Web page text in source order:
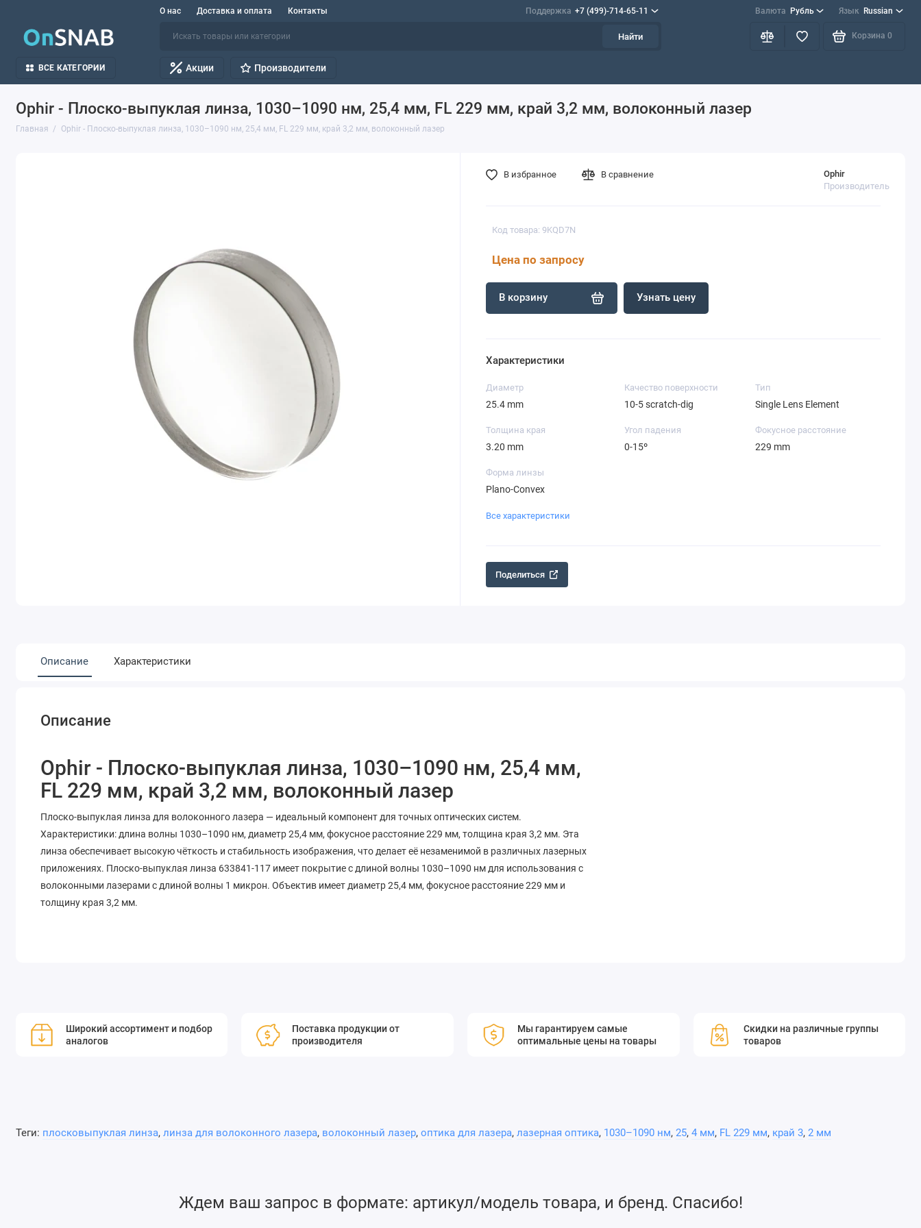
О нас Доставка и оплата Контакты Поддержка +7 (499)-714-65-11 Валюта Рубль Язык Russian
Найти Корзина 0
ВСЕ КАТЕГОРИИ Акции Производители
Ophir - Плоско-выпуклая линза, 1030–1090 нм, 25,4 мм, FL 229 мм, край 3,2 мм, волоконный лазер
Главная Ophir - Плоско-выпуклая линза, 1030–1090 нм, 25,4 мм, FL 229 мм, край 3,2 мм, волоконный лазер
Код товара: 9KQD7N
Цена по запросу
Ophir
Производитель
В корзину Узнать цену
В избранное В сравнение
Характеристики
Диаметр
25.4 mm
Качество поверхности
10-5 scratch-dig
Тип
Single Lens Element
Толщина края
3.20 mm
Угол падения
0-15º
Фокусное расстояние
229 mm
Форма линзы
Plano-Convex
Все характеристики
Поделиться
Описание Характеристики
Описание
Ophir - Плоско-выпуклая линза, 1030–1090 нм, 25,4 мм,
FL 229 мм, край 3,2 мм, волоконный лазер
Плоско-выпуклая линза для волоконного лазера — идеальный компонент для точных оптических систем.
Характеристики: длина волны 1030–1090 нм, диаметр 25,4 мм, фокусное расстояние 229 мм, толщина края 3,2 мм. Эта
линза обеспечивает высокую чёткость и стабильность изображения, что делает её незаменимой в различных лазерных
приложениях. Плоско-выпуклая линза 633841-117 имеет покрытие с длиной волны 1030–1090 нм для использования с
волоконными лазерами с длиной волны 1 микрон. Объектив имеет диаметр 25,4 мм, фокусное расстояние 229 мм и
толщину края 3,2 мм.
Широкий ассортимент и подбор
аналогов
Поставка продукции от
производителя
Мы гарантируем самые
оптимальные цены на товары
Скидки на различные группы
товаров
Теги: плосковыпуклая линза, линза для волоконного лазера, волоконный лазер, оптика для лазера, лазерная оптика, 1030–1090 нм, 25, 4 мм, FL 229 мм, край 3, 2 мм
Ждем ваш запрос в формате: артикул/модель товара, и бренд. Спасибо!